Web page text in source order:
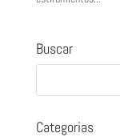
Buscar
Categorias